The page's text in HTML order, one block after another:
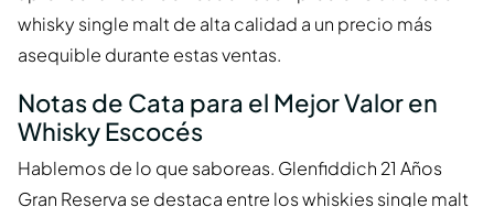
whisky single malt de alta calidad a un precio más
asequible durante estas ventas.
Notas de Cata para el Mejor Valor en
Whisky Escocés
Hablemos de lo que saboreas. Glenfiddich 21 Años
Gran Reserva se destaca entre los whiskies single malt